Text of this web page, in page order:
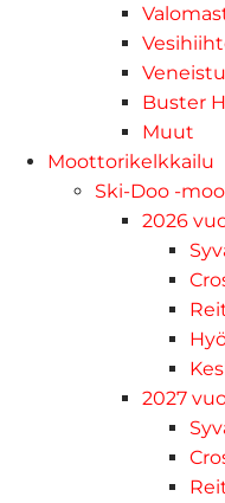
Buster
Muut
Moottorikelkkailu
Ski-Doo -
2026
2027